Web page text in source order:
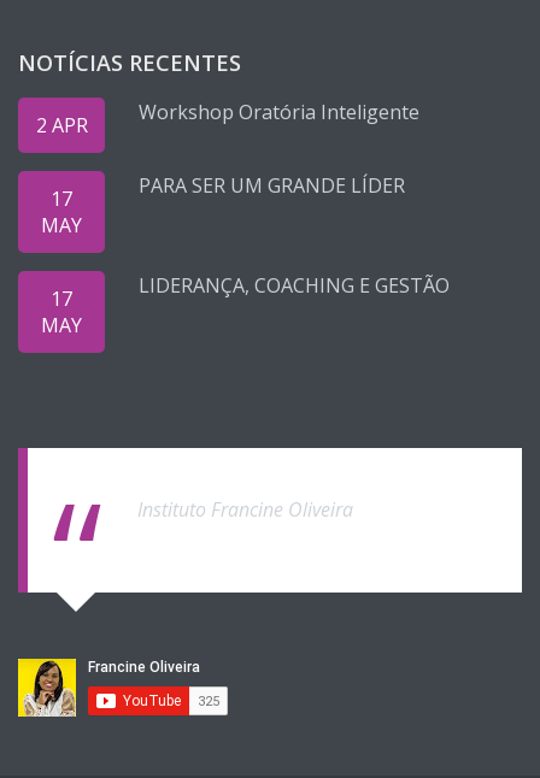
NOTÍCIAS RECENTES
2 APR Workshop Oratória Inteligente
17
MAY
PARA SER UM GRANDE LÍDER
17
MAY
LIDERANÇA, COACHING E GESTÃO
Instituto Francine Oliveira